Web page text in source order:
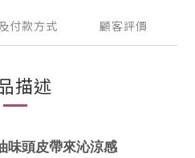
付款方式 顧客評價
描述
味頭皮帶來沁涼感